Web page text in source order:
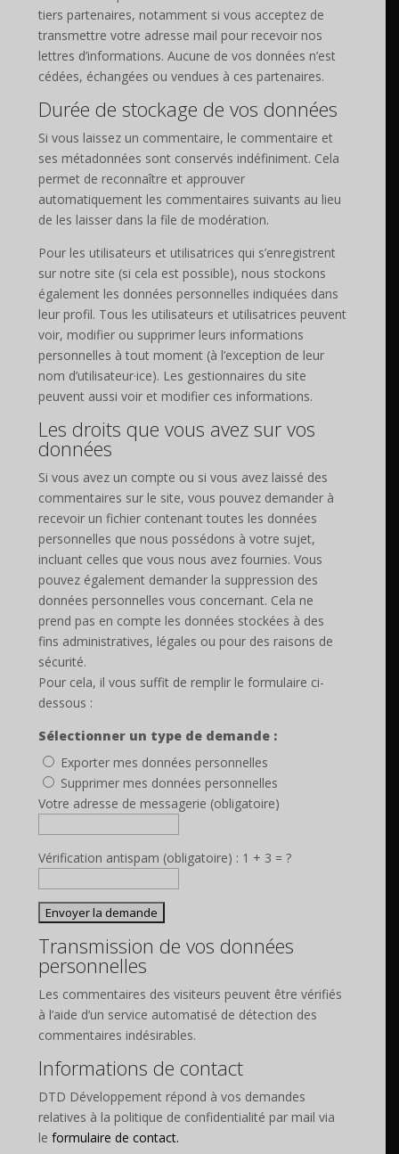
tiers partenaires, notamment si vous acceptez de
transmettre votre adresse mail pour recevoir nos
lettres d’informations. Aucune de vos données n’est
cédées, échangées ou vendues à ces partenaires.
Durée de stockage de vos données
Si vous laissez un commentaire, le commentaire et
ses métadonnées sont conservés indéfiniment. Cela
permet de reconnaître et approuver
automatiquement les commentaires suivants au lieu
de les laisser dans la file de modération.
Pour les utilisateurs et utilisatrices qui s’enregistrent
sur notre site (si cela est possible), nous stockons
également les données personnelles indiquées dans
leur profil. Tous les utilisateurs et utilisatrices peuvent
voir, modifier ou supprimer leurs informations
personnelles à tout moment (à l’exception de leur
nom d’utilisateur·ice). Les gestionnaires du site
peuvent aussi voir et modifier ces informations.
Les droits que vous avez sur vos
données
Si vous avez un compte ou si vous avez laissé des
commentaires sur le site, vous pouvez demander à
recevoir un fichier contenant toutes les données
personnelles que nous possédons à votre sujet,
incluant celles que vous nous avez fournies. Vous
pouvez également demander la suppression des
données personnelles vous concernant. Cela ne
prend pas en compte les données stockées à des
fins administratives, légales ou pour des raisons de
sécurité.
Pour cela, il vous suffit de remplir le formulaire ci-
dessous :
Sélectionner un type de demande :
Exporter mes données personnelles
Supprimer mes données personnelles
Votre adresse de messagerie (obligatoire)
Vérification antispam (obligatoire) : 1 + 3 = ?
Transmission de vos données
personnelles
Les commentaires des visiteurs peuvent être vérifiés
à l’aide d’un service automatisé de détection des
commentaires indésirables.
Informations de contact
DTD Développement répond à vos demandes
relatives à la politique de confidentialité par mail via
leformulaire de contact.